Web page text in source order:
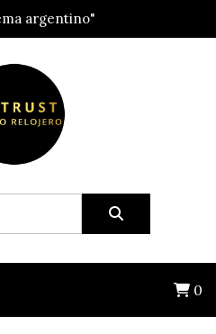
argentino"
0